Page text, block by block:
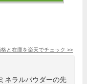
格と在庫を楽天でチェック >>
ネラルパウダーの先